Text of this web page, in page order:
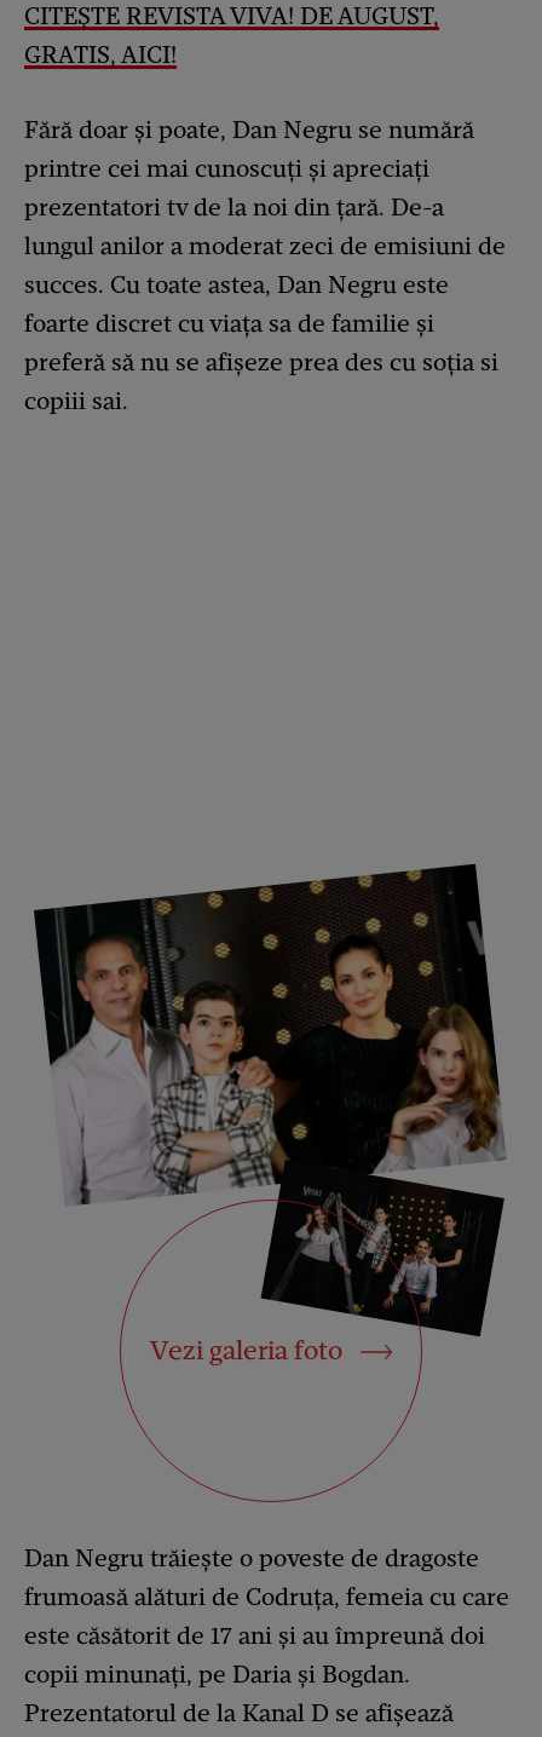
CITEȘTE REVISTA VIVA! DE AUGUST,
GRATIS, AICI!
Fără doar și poate, Dan Negru se numără
printre cei mai cunoscuți și apreciați
prezentatori tv de la noi din țară. De-a
lungul anilor a moderat zeci de emisiuni de
succes. Cu toate astea, Dan Negru este
foarte discret cu viața sa de familie și
preferă să nu se afișeze prea des cu soția si
copiii sai.
Vezi galeria foto
Dan Negru trăiește o poveste de dragoste
frumoasă alături de Codruța, femeia cu care
este căsătorit de 17 ani și au împreună doi
copii minunați, pe Daria și Bogdan.
Prezentatorul de la Kanal D se afișează